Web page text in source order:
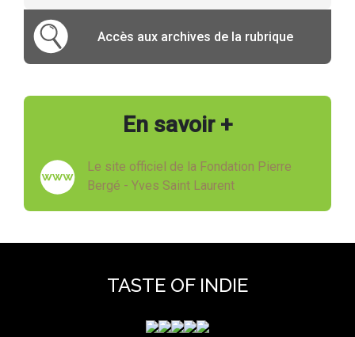
Accès aux archives de la rubrique
En savoir +
Le site officiel de la Fondation Pierre
Bergé - Yves Saint Laurent
TASTE OF INDIE